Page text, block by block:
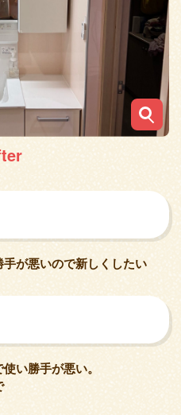
が悪いので新しくしたい
い勝手が悪い。